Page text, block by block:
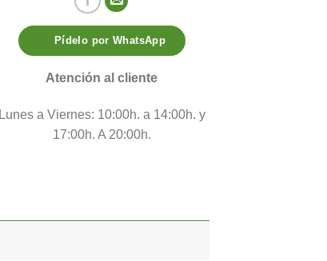
Pídelo por WhatsApp
Atención al cliente
Lunes a Viernes: 10:00h. a 14:00h. y
17:00h. A 20:00h.